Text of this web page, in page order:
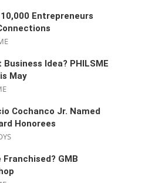
10,000 Entrepreneurs
Idea? PHILSME
May
Cochanco Jr. Named
Honorees
Franchised? GMB